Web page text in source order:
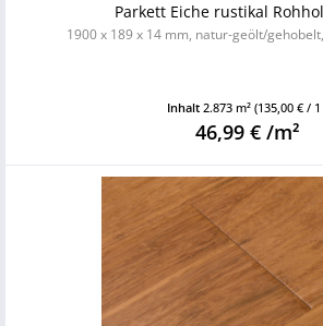
Parkett Eiche rustikal
1900 x 189 x 14 mm, natur-geölt/
Inhalt 2.873 m² (135,00 € / 1
46,99 € /m²